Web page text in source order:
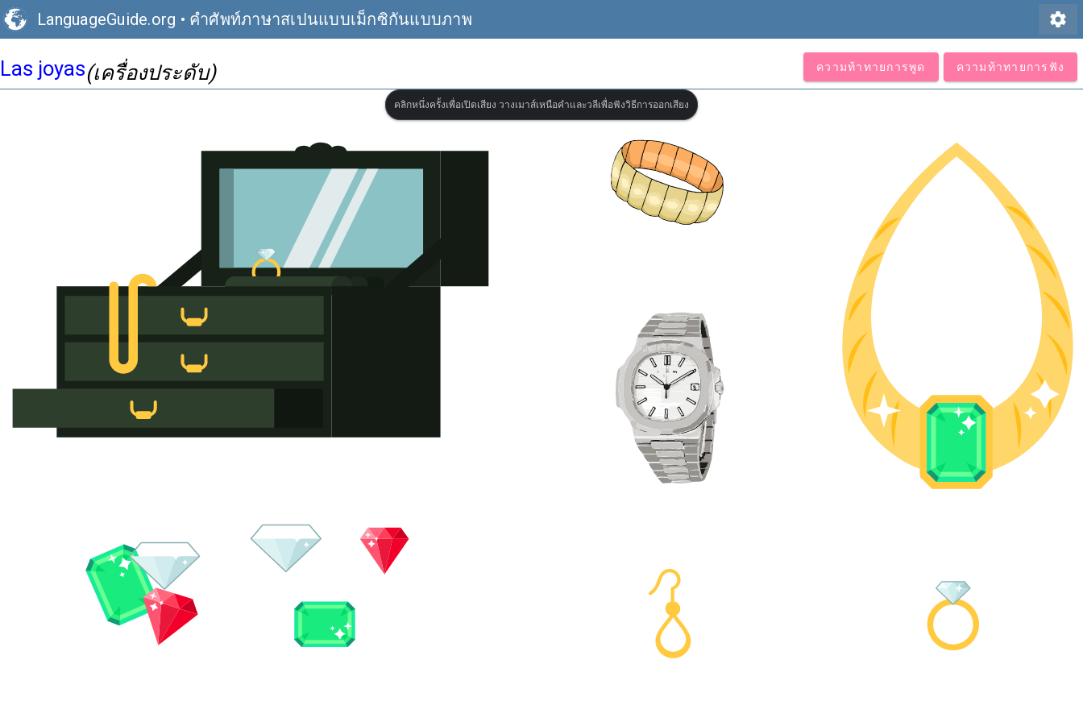
LanguageGuide.org • คำศัพท์ภาษาสเปนแบบเม็กซิกันแบบภาพ settings
Las joyas(เครื่องประดับ) ความท้าทายการพูด ความท้าทายการฟัง
คลิกหนึ่งครั้งเพื่อเปิดเสียง วางเมาส์เหนือคำและวลีเพื่อฟังวิธีการออกเสียง